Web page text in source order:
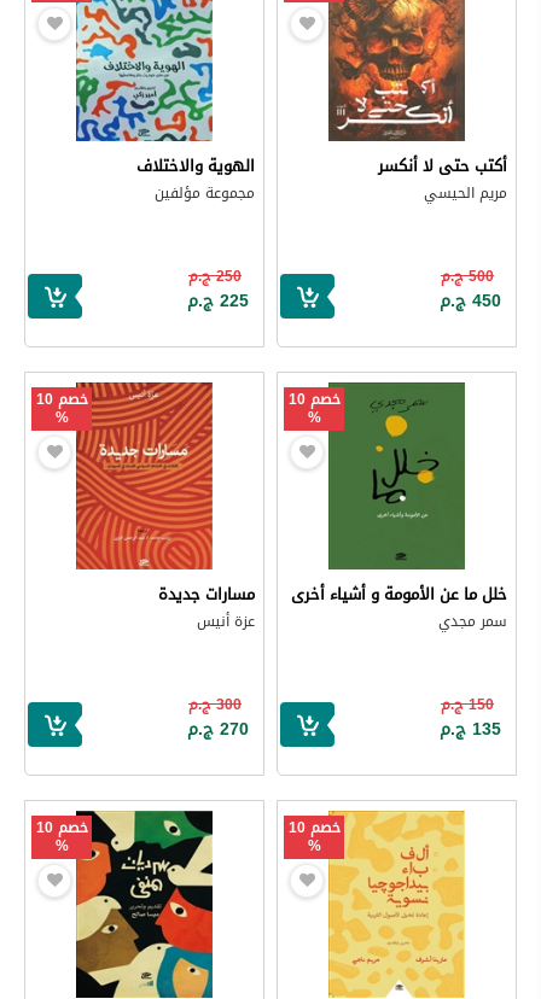
أكتب حتى لا أنكسر
مريم الحيسي
500 ج.م
450 ج.م
الهوية والاختلاف
مجموعة مؤلفين
250 ج.م
225 ج.م
خصم 10
%
خلل ما عن الأمومة و أشياء أخرى
سمر مجدي
150 ج.م
135 ج.م
خصم 10
%
مسارات جديدة
عزة أنيس
300 ج.م
270 ج.م
خصم 10
%
خصم 10
%